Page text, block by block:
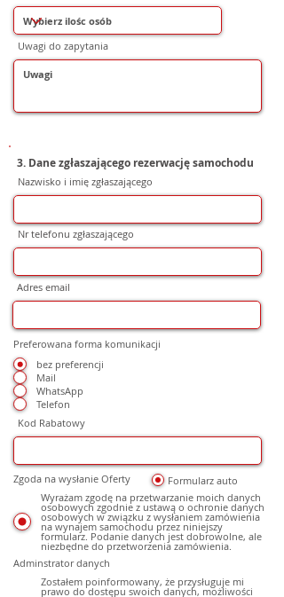
Uwagi do zapytania
3. Dane zgłaszającego rezerwację samochodu
Nazwisko i imię zgłaszającego
Nr telefonu zgłaszającego
Adres email
Preferowana forma komunikacji
bez preferencji
Mail
WhatsApp
Telefon
Kod Rabatowy
Formularz auto
Zgoda na wysłanie Oferty
Wyrażam zgodę na przetwarzanie moich danych
osobowych zgodnie z ustawą o ochronie danych
osobowych w związku z wysłaniem zamówienia
na wynajem samochodu przez niniejszy
formularz. Podanie danych jest dobrowolne, ale
niezbędne do przetworzenia zamówienia.
Adminstrator danych
Zostałem poinformowany, że przysługuje mi
prawo do dostępu swoich danych, możliwości